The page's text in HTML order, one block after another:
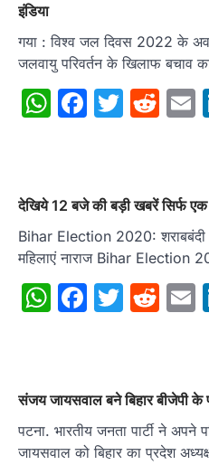
इंडिया
गया : विश्व जल दिवस 2022 के
जलवायु परिवर्तन के खिलाफ बचाव
WhatsApp
देखिये 12 बजे की बड़ी खबरें सिर्फ एक
Bihar Election 2020: शराबबंदी
महिलाएं नाराज Bihar Election
WhatsApp
संजय जायसवाल बने बिहार बीजेपी के
पटना. भारतीय जनता पार्टी ने
जायसवाल को बिहार का प्रदेश